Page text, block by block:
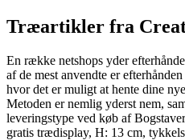
Træartikler fra
En række netshops yder
af de mest anvendte er
hvor det er muligt at hente dine
Metoden er nemlig yderst nem,
leveringstype ved køb af
gratis trædisplay, H: 13 cm,